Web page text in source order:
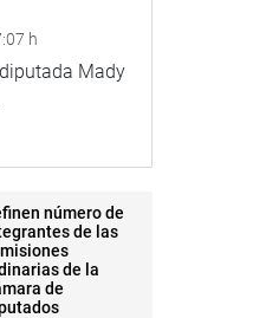
h
Mady
número de
de las
de la
de